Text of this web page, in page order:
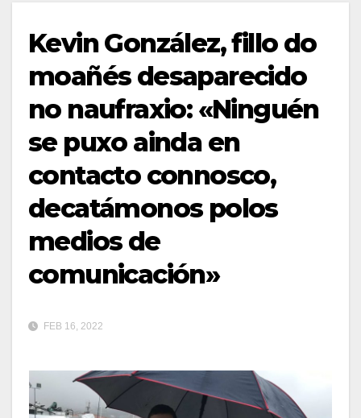
Kevin González, fillo do
moañés desaparecido
no naufraxio: «Ninguén
se puxo ainda en
contacto connosco,
decatámonos polos
medios de
comunicación»
FEB 16, 2022